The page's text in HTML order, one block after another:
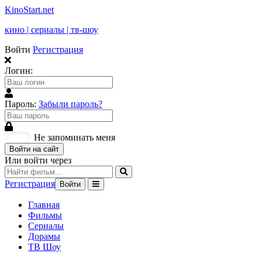
KinoStart.net
кино | сериалы | тв-шоу
Войти Регистрация
Логин:
Пароль: Забыли пароль?
Не запоминать меня
Войти на сайт
Или войти через
Регистрация Войти
Главная
Фильмы
Сериалы
Дорамы
ТВ Шоу